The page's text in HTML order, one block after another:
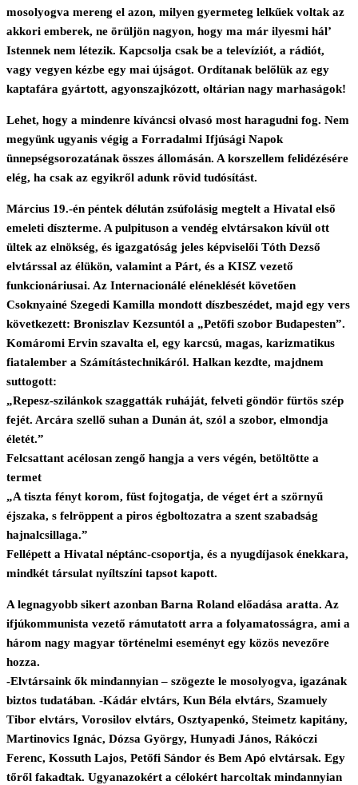
mosolyogva mereng el azon, milyen gyermeteg lelkűek voltak az
akkori emberek, ne örüljön nagyon, hogy ma már ilyesmi hál’
Istennek nem létezik. Kapcsolja csak be a televíziót, a rádiót,
vagy vegyen kézbe egy mai újságot. Ordítanak belőlük az egy
kaptafára gyártott, agyonszajkózott, oltárian nagy marhaságok!
Lehet, hogy a mindenre kíváncsi olvasó most haragudni fog. Nem
megyünk ugyanis végig a Forradalmi Ifjúsági Napok
ünnepségsorozatának összes állomásán. A korszellem felidézésére
elég, ha csak az egyikről adunk rövid tudósítást.
Március 19.-én péntek délután zsúfolásig megtelt a Hivatal első
emeleti díszterme. A pulpituson a vendég elvtársakon kívül ott
ültek az elnökség, és igazgatóság jeles képviselői Tóth Dezső
elvtárssal az élükön, valamint a Párt, és a KISZ vezető
funkcionáriusai. Az Internacionálé eléneklését követően
Csoknyainé Szegedi Kamilla mondott díszbeszédet, majd egy vers
következett: Broniszlav Kezsuntól a „Petőfi szobor Budapesten”.
Komáromi Ervin szavalta el, egy karcsú, magas, karizmatikus
fiatalember a Számítástechnikáról. Halkan kezdte, majdnem
suttogott:
„Repesz-szilánkok szaggatták ruháját, felveti göndör fürtös szép
fejét. Arcára szellő suhan a Dunán át, szól a szobor, elmondja
életét.”
Felcsattant acélosan zengő hangja a vers végén, betöltötte a
termet
„A tiszta fényt korom, füst fojtogatja, de véget ért a szörnyű
éjszaka, s felröppent a piros égboltozatra a szent szabadság
hajnalcsillaga.”
Fellépett a Hivatal néptánc-csoportja, és a nyugdíjasok énekkara,
mindkét társulat nyíltszíni tapsot kapott.
A legnagyobb sikert azonban Barna Roland előadása aratta. Az
ifjúkommunista vezető rámutatott arra a folyamatosságra, ami a
három nagy magyar történelmi eseményt egy közös nevezőre
hozza.
-Elvtársaink ők mindannyian – szögezte le mosolyogva, igazának
biztos tudatában. -Kádár elvtárs, Kun Béla elvtárs, Szamuely
Tibor elvtárs, Vorosilov elvtárs, Osztyapenkó, Steimetz kapitány,
Martinovics Ignác, Dózsa György, Hunyadi János, Rákóczi
Ferenc, Kossuth Lajos, Petőfi Sándor és Bem Apó elvtársak. Egy
tőről fakadtak. Ugyanazokért a célokért harcoltak mindannyian